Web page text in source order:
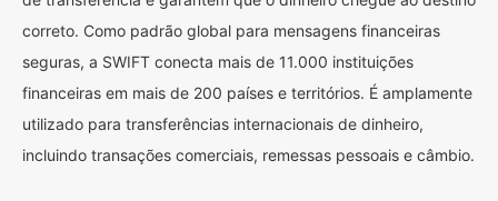
correto. Como padrão global para mensagens financeiras
seguras, a SWIFT conecta mais de 11.000 instituições
financeiras em mais de 200 países e territórios. É amplamente
utilizado para transferências internacionais de dinheiro,
incluindo transações comerciais, remessas pessoais e câmbio.